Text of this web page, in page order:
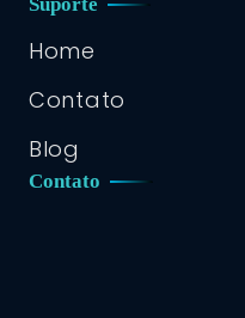
Home
Contato
Blog
Contato